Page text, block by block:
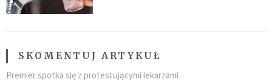
SKOMENTUJ ARTYKUŁ
Premier spotka się z protestującymi lekarzami